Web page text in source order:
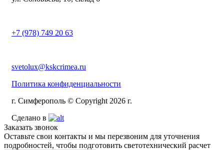
+7 (978) 749 20 63
svetolux@kskcrimea.ru
Политика конфиденциальности
г. Симферополь © Copyright 2026 г.
Сделано в
Заказать звонок
Оставьте свои контакты и мы перезвоним для уточнения
подробностей, чтобы подготовить светотехнический расчет